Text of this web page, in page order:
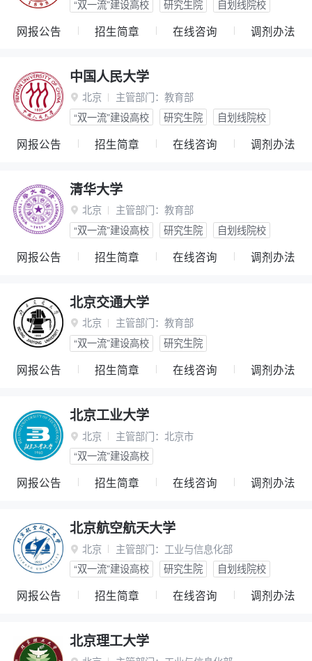
“双一流”建设高校
研究生院 自划线院校
网报公告 招生简章 在线咨询 调剂办法
中国人民大学
 北京 主管部门： 教育部
“双一流”建设高校
研究生院 自划线院校
网报公告 招生简章 在线咨询 调剂办法
清华大学
 北京 主管部门： 教育部
“双一流”建设高校
研究生院 自划线院校
网报公告 招生简章 在线咨询 调剂办法
北京交通大学
 北京 主管部门： 教育部
“双一流”建设高校
研究生院
网报公告 招生简章 在线咨询 调剂办法
北京工业大学
 北京 主管部门： 北京市
“双一流”建设高校
网报公告 招生简章 在线咨询 调剂办法
北京航空航天大学
 北京 主管部门： 工业与信息化部
“双一流”建设高校
研究生院 自划线院校
网报公告 招生简章 在线咨询 调剂办法
北京理工大学